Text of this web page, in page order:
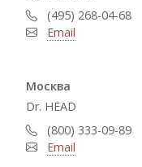
(495) 268-04-68
Email
Москва
Dr. HEAD
(800) 333-09-89
Email